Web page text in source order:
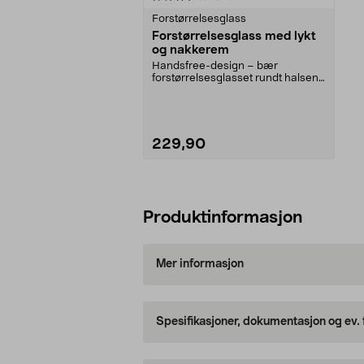
Forstørrelsesglass
Forstørrelsesglass med lykt
og nakkerem
Handsfree-design – bær
forstørrelsesglasset rundt halsen
229,90
Produktinformasjon
Mer informasjon
Spesifikasjoner, dokumentasjon og